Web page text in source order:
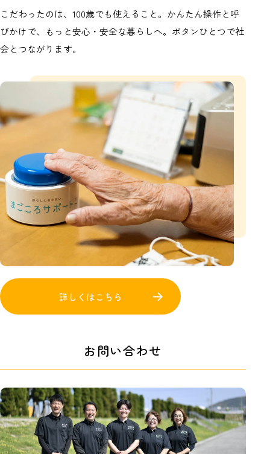
こだわったのは、100歳でも使えること。かんたん操作と呼
びかけで、もっと安心・安全な暮らしへ。ボタンひとつで社
会とつながります。
詳しくはこちら
お問い合わせ